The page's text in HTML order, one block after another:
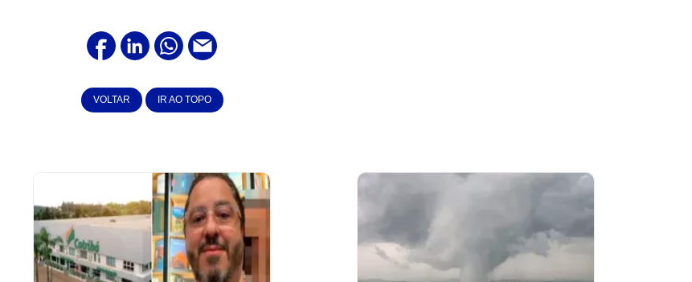
VOLTAR IR AO TOPO